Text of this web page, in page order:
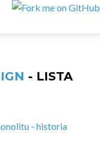
- LISTA
- historia